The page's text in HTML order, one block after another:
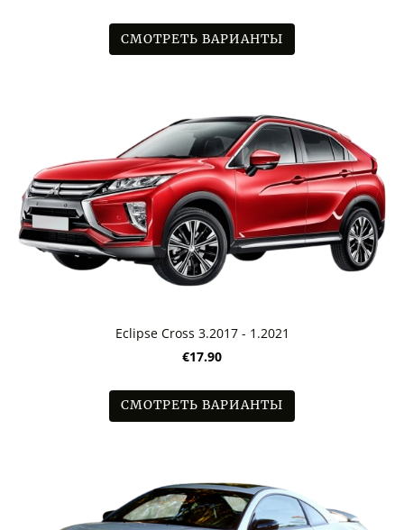
СМОТРЕТЬ ВАРИАНТЫ
Eclipse Cross 3.2017 - 1.2021
€17.90
СМОТРЕТЬ ВАРИАНТЫ